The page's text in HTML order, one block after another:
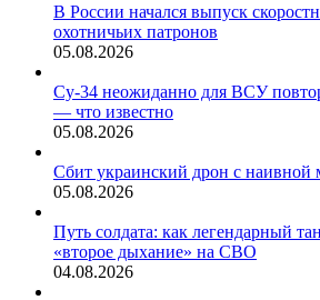
В России начался выпуск
охотничьих патронов
05.08.2026
Су-34 неожиданно для ВСУ
— что известно
05.08.2026
Сбит украинский дрон с
05.08.2026
Путь солдата: как легендарный
«второе дыхание» на СВО
04.08.2026